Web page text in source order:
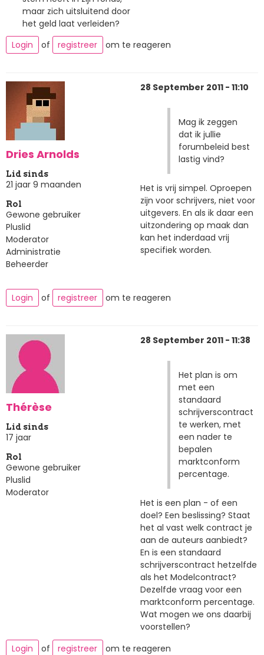
maar zich uitsluitend door
het geld laat verleiden?
Login
of registreer om te reageren
Dries Arnolds
Lid sinds
21 jaar 9 maanden
Rol
Gewone gebruiker
Pluslid
Moderator
Administratie
Beheerder
28 September 2011 - 11:10
Mag ik zeggen
dat ik jullie
forumbeleid best
lastig vind?
Het is vrij simpel. Oproepen
zijn voor schrijvers, niet voor
uitgevers. En als ik daar een
uitzondering op maak dan
kan het inderdaad vrij
specifiek worden.
Login of registreer om te reageren
Thérèse
Lid sinds
17 jaar
Rol
Gewone gebruiker
Pluslid
Moderator
28 September 2011 - 11:38
Het plan is om
met een
standaard
schrijverscontract
te werken, met
een nader te
bepalen
marktconform
percentage.
Het is een plan - of een
doel? Een beslissing? Staat
het al vast welk contract je
aan de auteurs aanbiedt?
En is een standaard
schrijverscontract hetzelfde
als het Modelcontract?
Dezelfde vraag voor een
marktconform percentage.
Wat mogen we ons daarbij
voorstellen?
Login
of registreer om te reageren